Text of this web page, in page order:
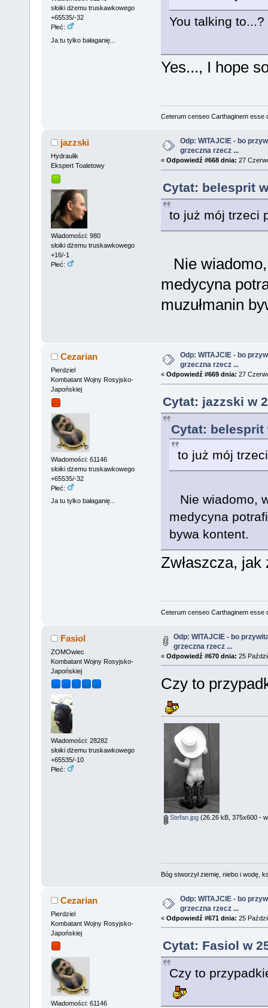
słoiki dżemu truskawkowego
+65535/-32
Płeć:
Ja tu tylko bałaganię...
You talking to...?
Yes..., I hope
Ceterum censeo Carthaginem esse
jazzski
Hydraulik
Ekspert Toaletowy
Wiadomości: 980
słoiki dżemu truskawkowego
+16/-1
Płeć:
Odp: WITAJCIE - bo
grzeczna rzecz ...
« Odpowiedź #668 dnia: 27
Cytat: belesprit
to już mój trzeci
Nie
medycyna
muzułmanin
Cezarian
Pierdziel
Kombatant Wojny Rosyjsko-
Japońskiej
Wiadomości: 61146
słoiki dżemu truskawkowego
+65535/-32
Płeć:
Ja tu tylko bałaganię...
Odp: WITAJCIE - bo
grzeczna rzecz ...
« Odpowiedź #669 dnia: 27
Cytat: jazzski w
Cytat: belesprit
to już mój
Nie wiadomo,
medycyna
bywa kontent.
Zwłaszcza,
Ceterum censeo Carthaginem esse
Fasiol
ZOMOwiec
Kombatant Wojny Rosyjsko-
Japońskiej
Wiadomości: 28282
słoiki dżemu truskawkowego
+65535/-10
Płeć:
Odp: WITAJCIE - bo
grzeczna rzecz ...
« Odpowiedź #670 dnia: 25
Czy to
Stefan.jpg(26.26 kB, 375x600 -
Bóg stworzył ziemię, niebo i wodę,
Cezarian
Pierdziel
Kombatant Wojny Rosyjsko-
Japońskiej
Wiadomości: 61146
Odp: WITAJCIE - bo
grzeczna rzecz ...
« Odpowiedź #671 dnia: 25
Cytat: Fasiol w
Czy to